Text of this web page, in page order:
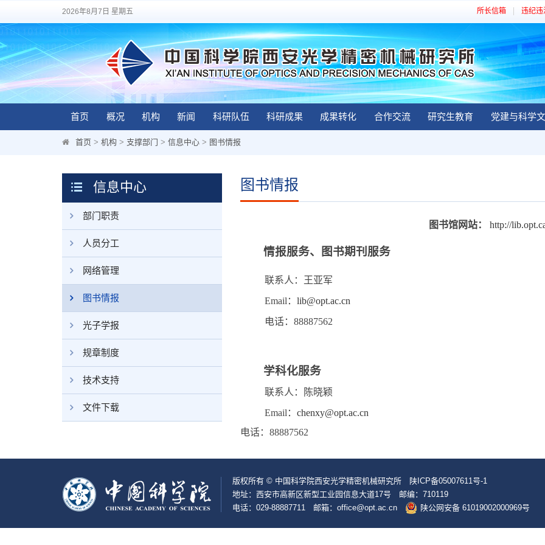
2026年8月7日 星期五 所长信箱 违纪违
首页 概况 机构 新闻 科研队伍 科研成果 成果转化 合作交流 研究生教育 党建与科学
首页 > 机构 > 支撑部门 > 信息中心 > 图书情报
信息中心
部门职责
人员分工
网络管理
图书情报
光子学报
规章制度
技术支持
文件下载
图书情报
图书馆网站： http://
情报服务、 图书期刊服务
联系人：王亚军
Email ： lib@opt.ac.cn
电话： 88887562
学科化服务
联系人：陈晓颖
Email ： chenxy@opt.ac.cn
电话： 88887562
版权所有 © 中国科学院西安光学精密机械研究所 陕ICP备05007611号-1
地址：西安市高新区新型工业园信息大道17号 邮编：710119
电话：029-88887711 邮箱：office@opt.ac.cn
陕公网安备 61019002000969号